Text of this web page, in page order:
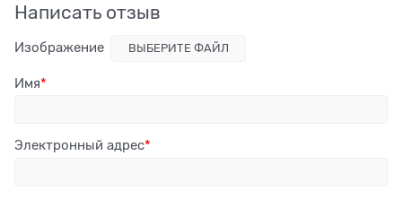
Написать отзыв
Изображение ВЫБЕРИТЕ ФАЙЛ
Имя
Электронный адрес